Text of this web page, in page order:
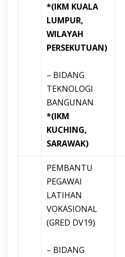
*(IKM KUALA
LUMPUR,
WILAYAH
PERSEKUTUAN)
– BIDANG
TEKNOLOGI
BANGUNAN
*(IKM
KUCHING,
SARAWAK)
PEMBANTU
PEGAWAI
LATIHAN
VOKASIONAL
(GRED DV19)
– BIDANG